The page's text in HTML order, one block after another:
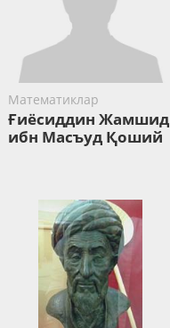
Математиклар
Ғиёсиддин Жамшид
ибн Масъуд Қоший